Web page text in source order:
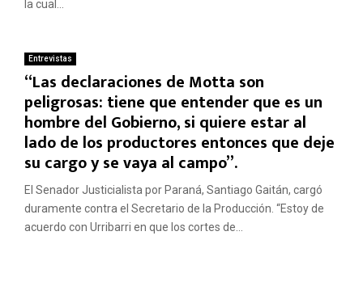
la cual...
Entrevistas
“Las declaraciones de Motta son
peligrosas: tiene que entender que es un
hombre del Gobierno, si quiere estar al
lado de los productores entonces que deje
su cargo y se vaya al campo”.
El Senador Justicialista por Paraná, Santiago Gaitán, cargó
duramente contra el Secretario de la Producción. “Estoy de
acuerdo con Urribarri en que los cortes de...